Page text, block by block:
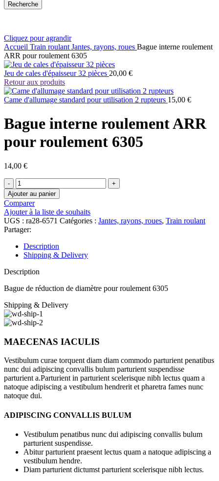
Recherche
Cliquez pour agrandir
Accueil Train roulant Jantes, rayons, roues Bague interne roulement
ARR pour roulement 6305
Jeu de cales d'épaisseur 32 pièces 20,00 €
Retour aux produits
Came d'allumage standard pour utilisation 2 rupteurs 15,00 €
Bague interne roulement ARR
pour roulement 6305
14,00 €
quantité
de
Bague
interne
roulement
ARR
pour
roulement
6305
Ajouter au panier
Comparer
Ajouter à la liste de souhaits
UGS : ra28-6571 Catégories : Jantes, rayons, roues, Train roulant
Partager:
Description
Shipping & Delivery
Description
Bague de réduction de diamètre pour roulement 6305
Shipping & Delivery
MAECENAS IACULIS
Vestibulum curae torquent diam diam commodo parturient penatibus
nunc dui adipiscing convallis bulum parturient suspendisse
parturient a.Parturient in parturient scelerisque nibh lectus quam a
natoque adipiscing a vestibulum hendrerit et pharetra fames nunc
natoque dui.
ADIPISCING CONVALLIS BULUM
Vestibulum penatibus nunc dui adipiscing convallis bulum
parturient suspendisse.
Abitur parturient praesent lectus quam a natoque adipiscing a
vestibulum hendre.
Diam parturient dictumst parturient scelerisque nibh lectus.